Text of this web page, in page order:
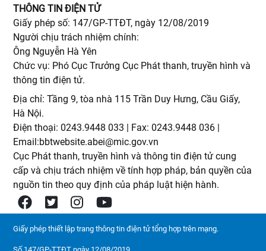
THÔNG TIN ĐIỆN TỬ
Giấy phép số: 147/GP-TTĐT, ngày 12/08/2019
Người chịu trách nhiệm chính:
Ông Nguyễn Hà Yên
Chức vụ: Phó Cục Trưởng Cục Phát thanh, truyền hình và
thông tin điện tử.
Địa chỉ: Tầng 9, tòa nhà 115 Trần Duy Hưng, Cầu Giấy,
Hà Nội.
Điện thoại: 0243.9448 033 | Fax: 0243.9448 036 |
Email:bbtwebsite.abei@mic.gov.vn
Cục Phát thanh, truyền hình và thông tin điện tử cung
cấp và chịu trách nhiệm về tính hợp pháp, bản quyền của
nguồn tin theo quy định của pháp luật hiện hành.
Giấy phép thiết lập trang thông tin điện tử tổng hợp trên mạng.